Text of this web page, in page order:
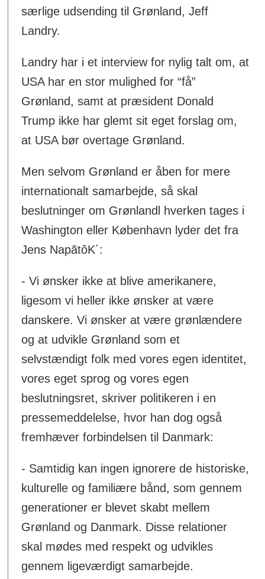
særlige udsending til Grønland, Jeff
Landry.
Landry har i et interview for nylig talt om, at
USA har en stor mulighed for “få”
Grønland, samt at præsident Donald
Trump ikke har glemt sit eget forslag om,
at USA bør overtage Grønland.
Men selvom Grønland er åben for mere
internationalt samarbejde, så skal
beslutninger om Grønlandl hverken tages i
Washington eller København lyder det fra
Jens NapãtôK´:
- Vi ønsker ikke at blive amerikanere,
ligesom vi heller ikke ønsker at være
danskere. Vi ønsker at være grønlændere
og at udvikle Grønland som et
selvstændigt folk med vores egen identitet,
vores eget sprog og vores egen
beslutningsret, skriver politikeren i en
pressemeddelelse, hvor han dog også
fremhæver forbindelsen til Danmark:
- Samtidig kan ingen ignorere de historiske,
kulturelle og familiære bånd, som gennem
generationer er blevet skabt mellem
Grønland og Danmark. Disse relationer
skal mødes med respekt og udvikles
gennem ligeværdigt samarbejde.